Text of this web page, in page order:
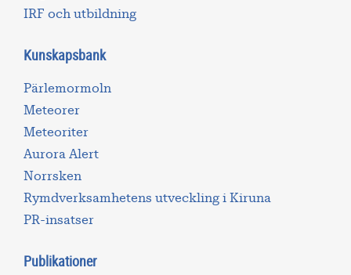
IRF och utbildning
Kunskapsbank
Pärlemormoln
Meteorer
Meteoriter
Aurora Alert
Norrsken
Rymdverksamhetens utveckling i Kiruna
PR-insatser
Publikationer